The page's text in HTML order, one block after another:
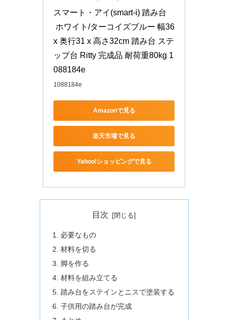
スマート・アイ(smart-i) 踏み台
ホワイト/ターコイズブルー 幅36
x 奥行31 x 高さ32cm 踏み台 ステ
ップ台 Ritty 完成品 耐荷重80kg 1
088184e
1088184e
Amazonで見る
楽天市場で見る
Yahoo!ショッピングで見る
目次
必要なもの
材料を切る
脚を作る
材料を組み立てる
踏み台をステインとニスで塗装する
子供用の踏み台が完成